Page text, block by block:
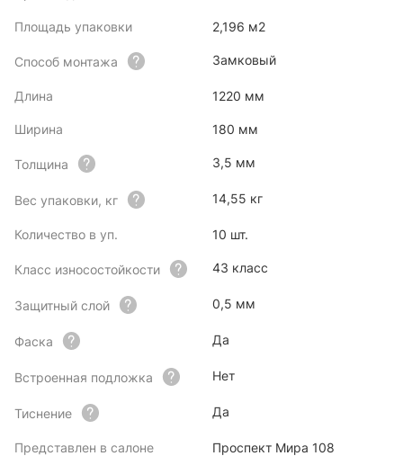
Площадь упаковки 2,196 м2
Способ монтажа Замковый
Длина 1220 мм
Ширина 180 мм
Толщина 3,5 мм
Вес упаковки, кг 14,55 кг
Количество в уп. 10 шт.
Класс износостойкости 43 класс
Защитный слой 0,5 мм
Фаска Да
Встроенная подложка Нет
Тиснение Да
Представлен в салоне Проспект Мира 108